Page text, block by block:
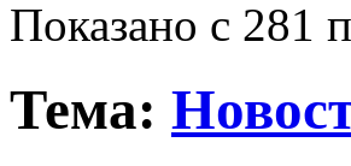
Показано с 281
Тема: